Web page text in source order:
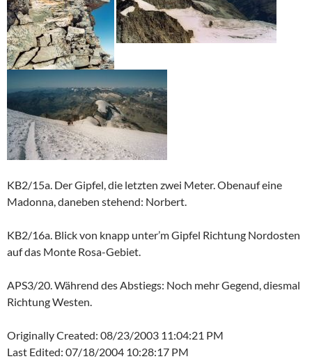
KB2/15a. Der Gipfel, die letzten zwei Meter. Obenauf eine
Madonna, daneben stehend: Norbert.
KB2/16a. Blick von knapp unter’m Gipfel Richtung Nordosten
auf das Monte Rosa-Gebiet.
APS3/20. Während des Abstiegs: Noch mehr Gegend, diesmal
Richtung Westen.
Originally Created: 08/23/2003 11:04:21 PM
Last Edited: 07/18/2004 10:28:17 PM